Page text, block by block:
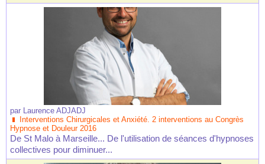
par Laurence ADJADJ
Interventions Chirurgicales et Anxiété. 2 interventions au Congrès
Hypnose et Douleur 2016
De St Malo à Marseille... De l'utilisation de séances d'hypnoses
collectives pour diminuer...